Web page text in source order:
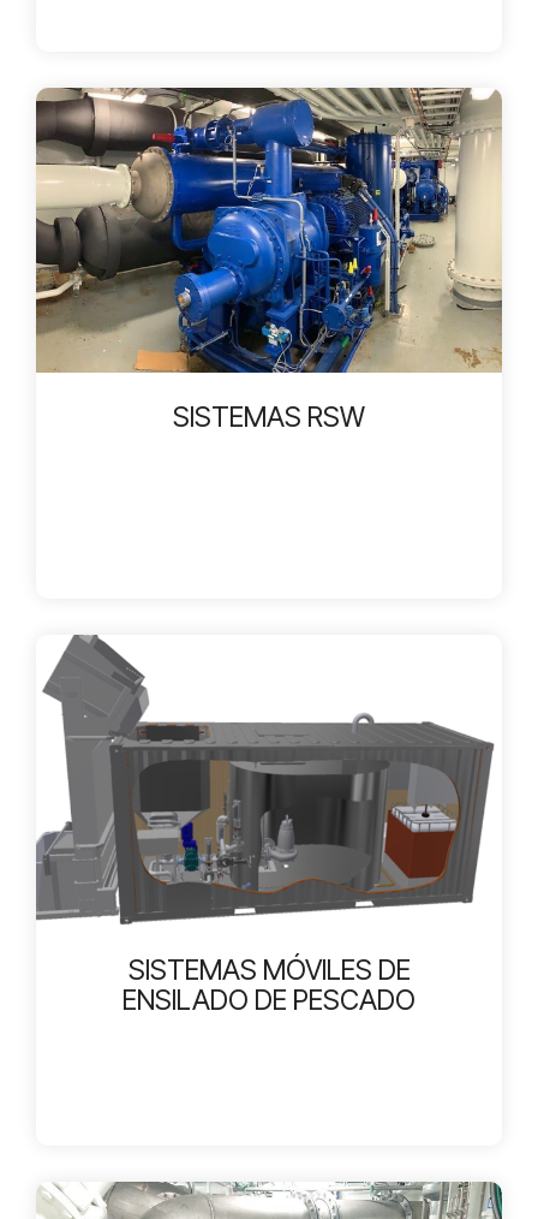
SISTEMAS RSW
SISTEMAS MÓVILES DE
ENSILADO DE PESCADO